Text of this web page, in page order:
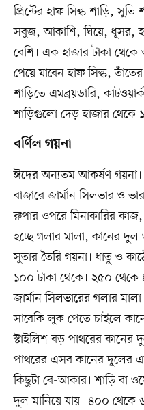
প্রিন্টের হাফ সিল্ক শাড়ি, সুতি
সবুজ, আকাশি, ঘিয়ে, ধূসর,
বেশি। এক হাজার টাকা থেকে
পেয়ে যাবেন হাফ সিল্ক,
শাড়িতে এমব্রয়ডারি,
শাড়িগুলো দেড় হাজার থেকে
বর্ণিল গয়না
ঈদের অন্যতম আকর্ষণ গয়না।
বাজারে জার্মান সিলভার ও
রুপার ওপরে মিনাকারির
হচ্ছে গলার মালা, কানের
সুতার তৈরি গয়না। ধাতু ও
১০০ টাকা থেকে। ২৫০ থেকে
জার্মান সিলভারের গলার
সাবেকি লুক পেতে চাইলে
স্টাইলিশ বড় পাথরের কানের
পাথরের এসব কানের দুলের
কিছুটা বে-আকার। শাড়ি বা
দুল মানিয়ে যায়। ৪০০ থেকে